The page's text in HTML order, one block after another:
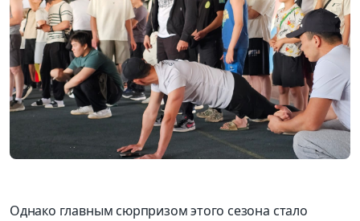
Однако главным сюрпризом этого сезона стало